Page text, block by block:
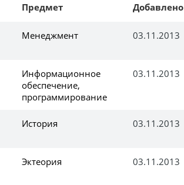
Предмет Добавлено
Менеджмент 03.11.2013
Информационное
обеспечение,
программирование
03.11.2013
История 03.11.2013
Эктеория 03.11.2013